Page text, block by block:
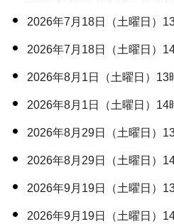
2026年7月18日（土曜日）
2026年7月18日（土曜日）
2026年8月1日（土曜日）13
2026年8月1日（土曜日）14
2026年8月29日（土曜日）
2026年8月29日（土曜日）
2026年9月19日（土曜日）
2026年9月19日（土曜日）